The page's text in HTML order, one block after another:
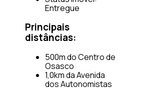
Entregue
Principais
distâncias:
500m do Centro de
Osasco
1,0km da Avenida
dos Autonomistas